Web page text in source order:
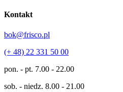
Kontakt
bok@frisco.pl
(+ 48) 22 331 50 00
pon. - pt. 7.00 - 22.00
sob. - niedz. 8.00 - 21.00